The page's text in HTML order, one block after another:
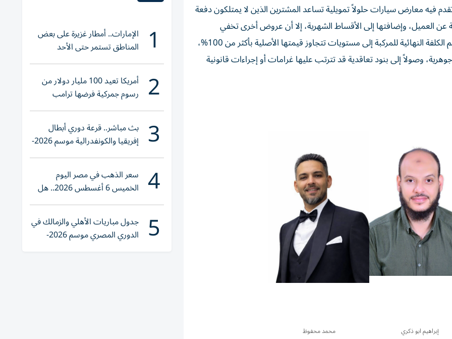
فيه معارض سيارات حلولاً تمويلية تساعد المشترين الذين لا يمتلكون دفعة
عن العميل، وإضافتها إلى الأقساط الشهرية، إلا أن عروض أخرى تخفي
تفاصيل مالية وفنية قد لا تظهر في الإعلانات، بدءاً من تضخم الكلفة النهائية للمركبة إلى مستويات تتجاوز قيمتها الأصلية بأكثر من 100%،
وصولاً إلى بنود تعاقدية قد تترتب عليها غرامات أو إجراءات قانونية
إبراهيم ابو ذكري محمد محفوظ
1 الإمارات.. أمطار غزيرة على بعض
المناطق تستمر حتى الأحد
2 أمريكا تعيد 100 مليار دولار من
رسوم جمركية فرضها ترامب
3 بث مباشر.. قرعة دوري أبطال
إفريقيا والكونفدرالية موسم 2026-
2027
4 سعر الذهب في مصر اليوم
الخميس 6 أغسطس 2026.. هل
تنوي الشراء؟
5 جدول مباريات الأهلي والزمالك في
الدوري المصري موسم 2026-